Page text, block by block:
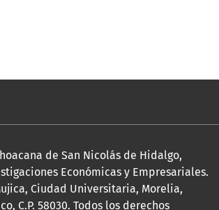
de San Nicolás de Hidalgo,
Económicas y Empresariales.
Ciudad Universitaria, Morelia,
C.P. 58030. Todos los derechos